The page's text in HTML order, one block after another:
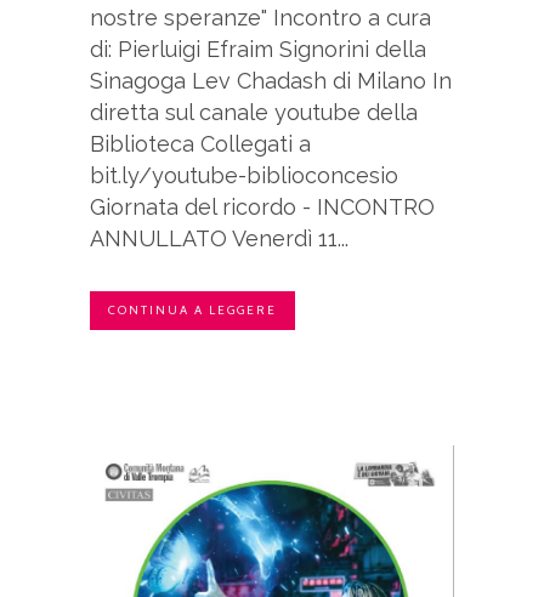
nostre speranze" Incontro a cura
di: Pierluigi Efraim Signorini della
Sinagoga Lev Chadash di Milano In
diretta sul canale youtube della
Biblioteca Collegati a
bit.ly/youtube-biblioconcesio
Giornata del ricordo - INCONTRO
ANNULLATO Venerdì 11...
CONTINUA A LEGGERE